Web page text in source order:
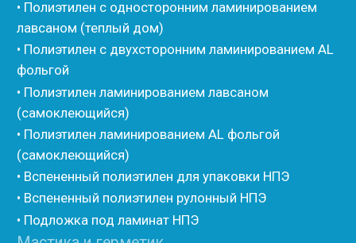
• Шнур Тилит
• Гернитовый шнур
• Бентонитовый шнур
• Стенофлекс для труб
• Мат из вспененного полиэтилена Тепофол
• Трубная изоляция из вспененного полиэтилена
Тилит
• Трубная изоляция из вспененного полиэтилена
• Трубная изоляция из вспененного полиэтилена
Изотом
• Компенсационный мат вспененного полиэтилена
• Утеплитель для труб из вспененного полиэтилена